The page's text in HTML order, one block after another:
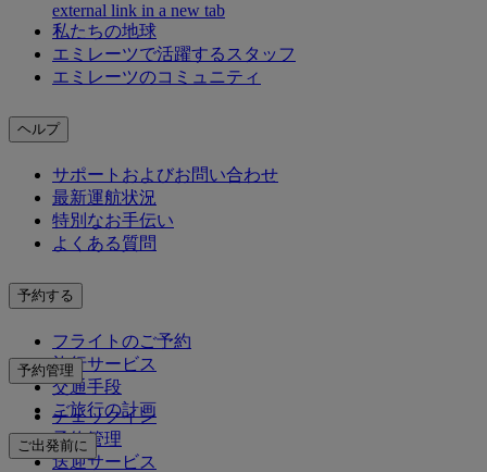
external link in a new tab
私たちの地球
エミレーツで活躍するスタッフ
エミレーツのコミュニティ
ヘルプ
サポートおよびお問い合わせ
最新運航状況
特別なお手伝い
よくある質問
予約する
フライトのご予約
旅行サービス
交通手段
ご旅行の計画
予約管理
チェックイン
予約管理
送迎サービス
ご出発前に